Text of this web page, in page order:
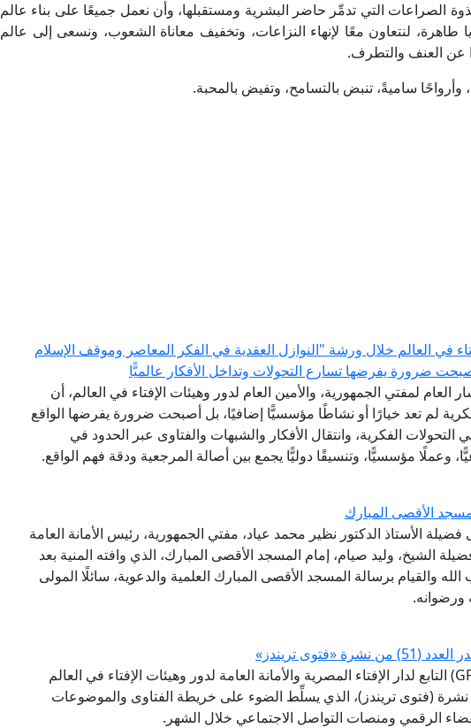
الصراعات التي تدمِّر حاضر البشرية ومستقبلها، وأن نعمل جميعًا على بناء عالم
طاهرة، لنتعاون معًا لإنهاء النزاعات، وتخفيف معاناة الشعوب، ونسعى إلى عالم
عن العنف والتطرف.
وأرواحًا ساميةً، تنبض بالتسامح، وتفيض بالمحبة.
في العالم خلال ورشة "النوازل العقدية في الفكر المعاصر وموقف الإسلام
ضرورة يفرضها تسارع التحولات وتداخل الأفكار عالميًّا
العام لمفتي الجمهورية، والأمين العام لدور وهيئات الإفتاء في العالم، أن
لم تعد خيارًا أو نشاطًا مؤسسيًّا إضافيًا، بل أصبحت ضرورة يفرضها الواقع
الفكرية، وانتقال الأفكار والشبهات والفتاوى عبر الحدود في
وعملًا مؤسسيًّا، وتنسيقًا دوليًّا يجمع بين أصالة المرجعية ودقة فهم الواقع.
الأقصى المبارك
الأستاذ الدكتور نظير محمد عياد، مفتي الجمهورية، رئيس الأمانة العامة
الشيخ، وليد صيام، إمام المسجد الأقصى المبارك، الذي وافته المنية بعد
والقيام برسالة المسجد الأقصى المبارك العلمية والدعوية، سائلًا المولى
ورضوانه.
«فتوى تريندز»
أصدر المؤشر العالمي للفتوى (GFI) التابع لدار الإفتاء المصرية والأمانة العامة لدور وهيئات الإفتاء في العالم
(51 – مايو 2026) من نشرة (فتوى تريندز)، الذي يسلِّط الضوء على خريطة الفتاوى والموضوعات
الفضاء الرقمي ومنصات التواصل الاجتماعي خلال الشهر.